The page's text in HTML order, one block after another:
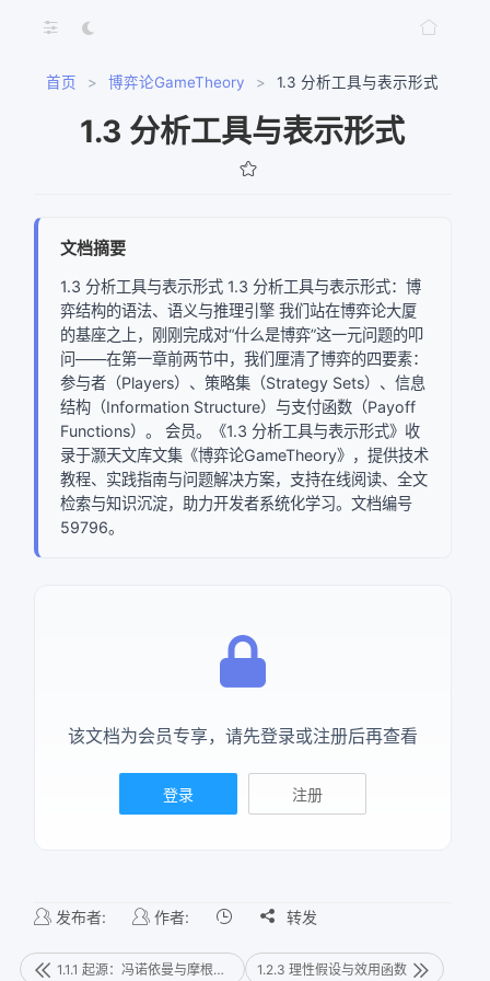
首页 > 博弈论GameTheory > 1.3 分析工具与表示形式
1.3 分析工具与表示形式
文档摘要
1.3 分析工具与表示形式 1.3 分析工具与表示形式：博
弈结构的语法、语义与推理引擎 我们站在博弈论大厦
的基座之上，刚刚完成对“什么是博弈”这一元问题的叩
问——在第一章前两节中，我们厘清了博弈的四要素：
参与者（Players）、策略集（Strategy Sets）、信息
结构（Information Structure）与支付函数（Payoff
Functions）。 会员。《1.3 分析工具与表示形式》收
录于灏天文库文集《博弈论GameTheory》，提供技术
教程、实践指南与问题解决方案，支持在线阅读、全文
检索与知识沉淀，助力开发者系统化学习。文档编号
59796。
该文档为会员专享，请先登录或注册后再查看
登录 注册
发布者: 作者:  转发
1.1.1 起源：冯诺依曼与摩根斯坦 1.2.3 理性假设与效用函数